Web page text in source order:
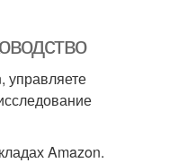
управляете
Amazon.